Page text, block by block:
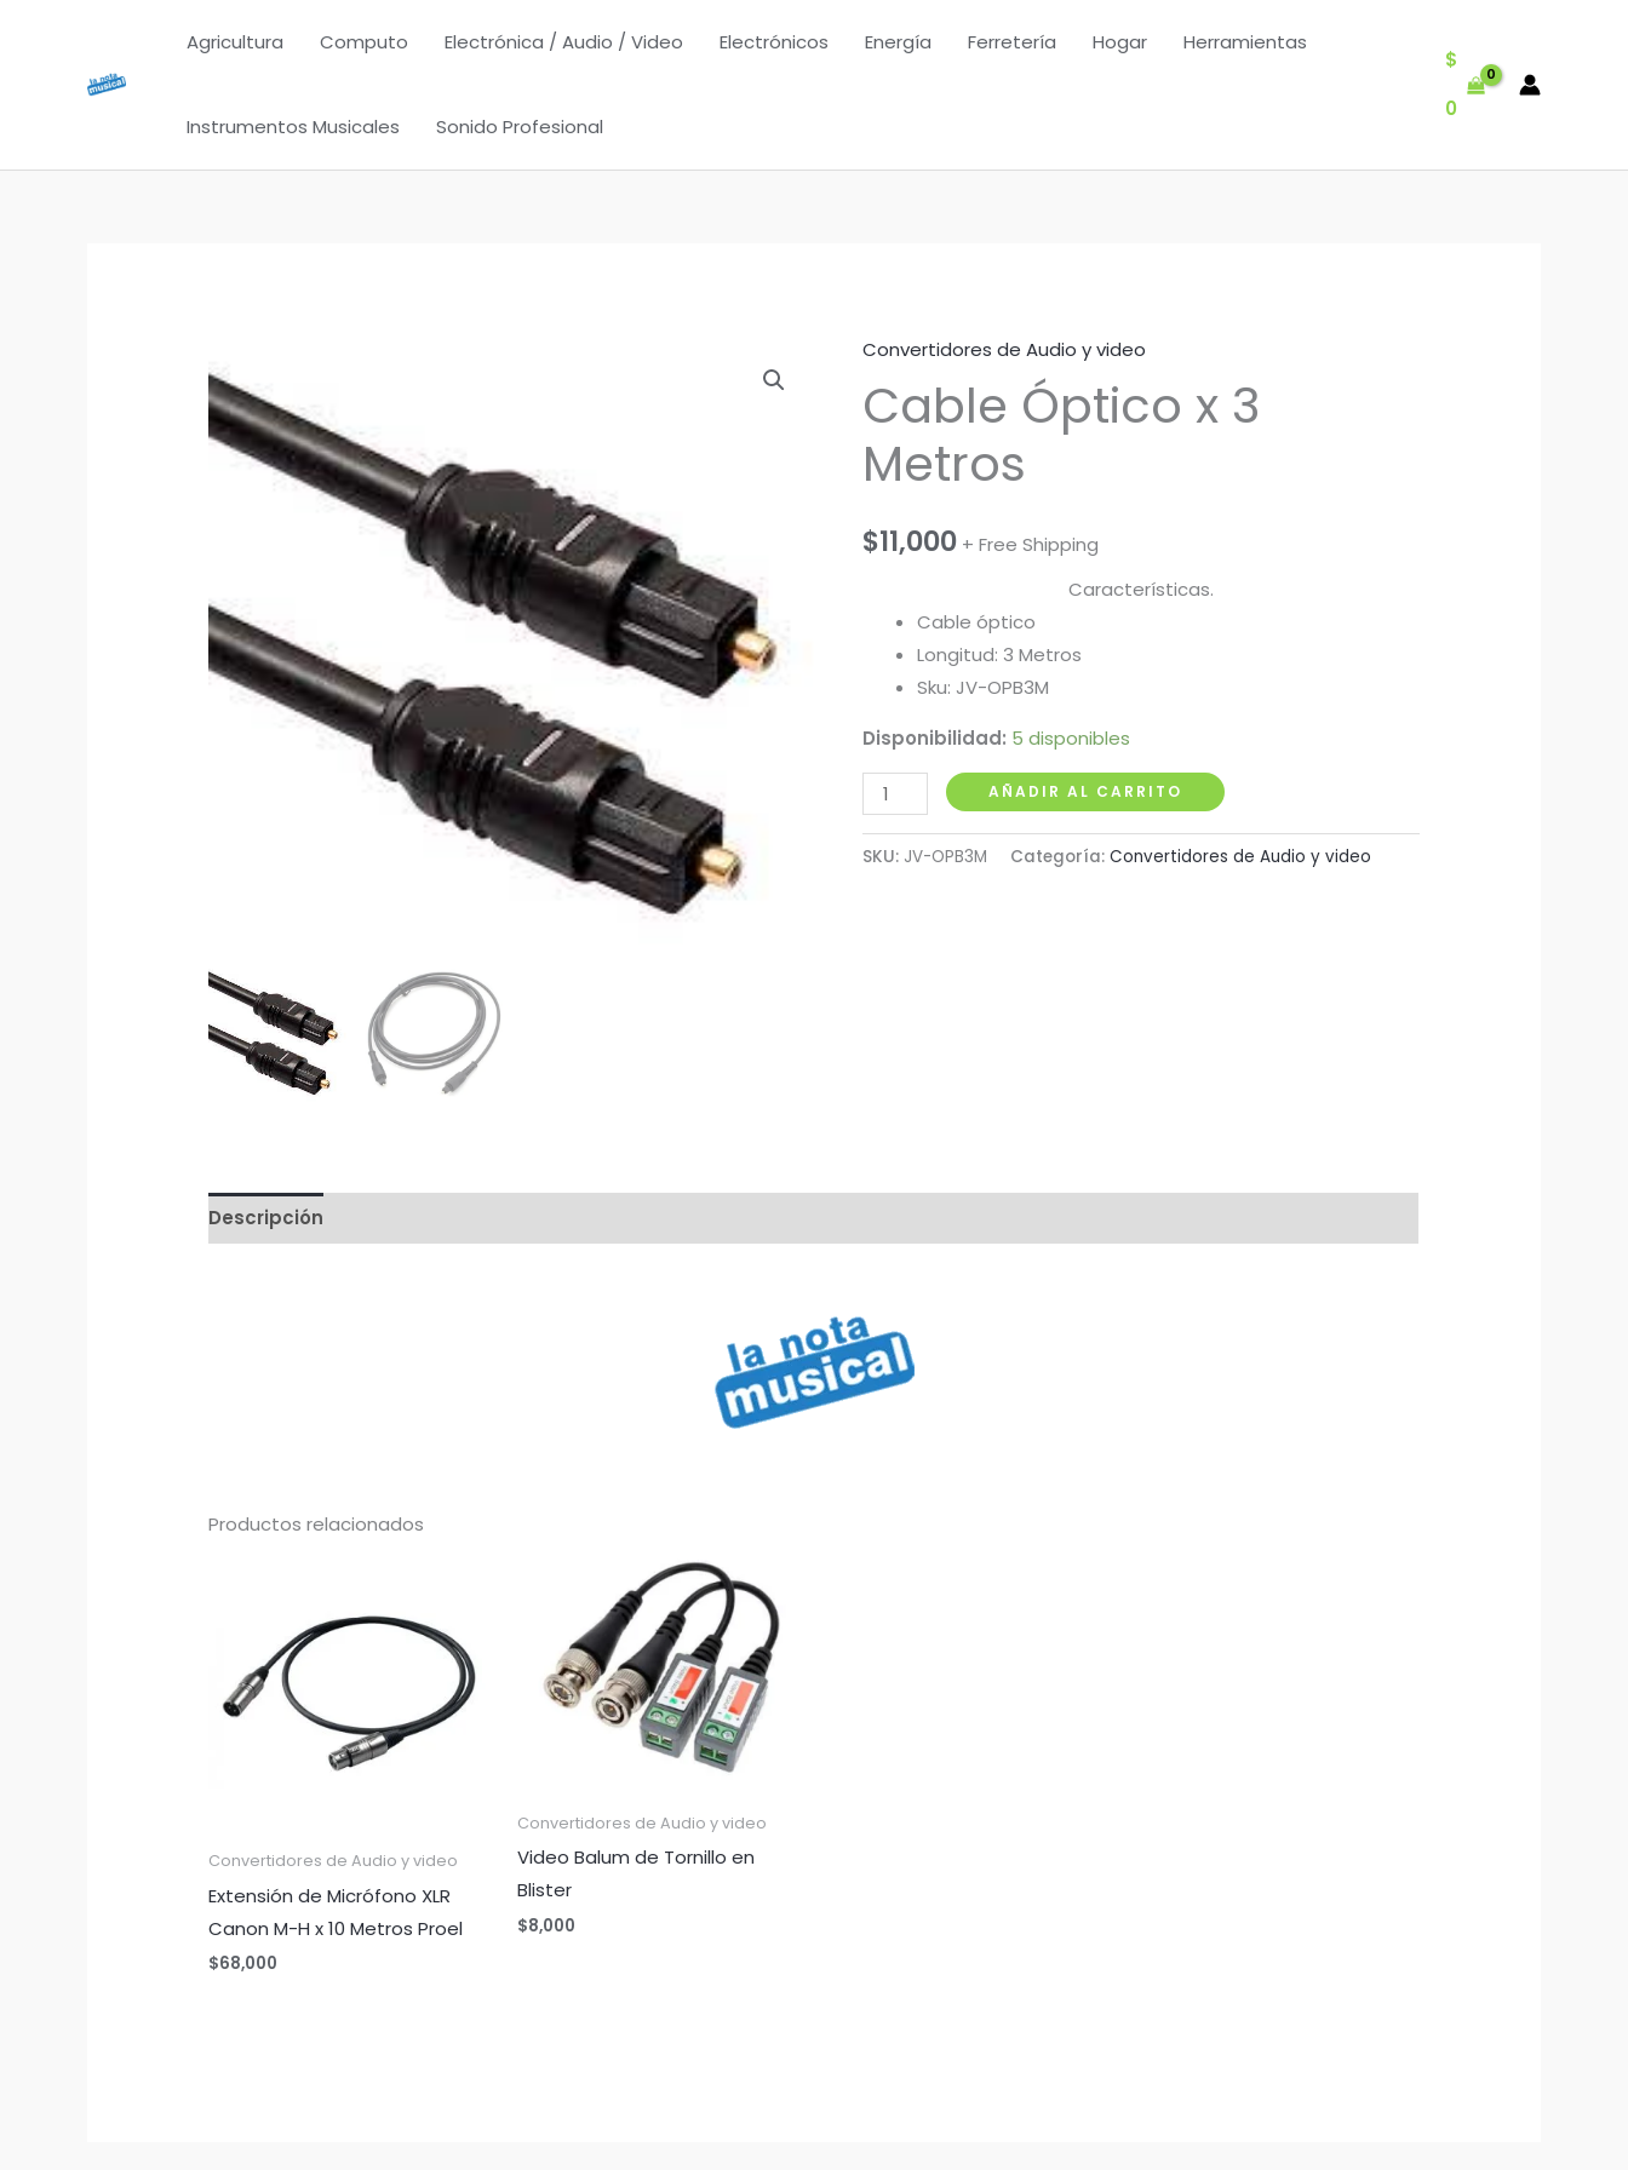
contenido
Agricultura Computo Electrónica / Audio / Video Electrónicos Energía Ferretería Hogar Herramientas
Instrumentos Musicales Sonido Profesional
$
0
Convertidores de Audio y video
Cable Óptico x 3
Metros
$11,000 + Free Shipping
Características.
Cable óptico
Longitud: 3 Metros
Sku: JV-OPB3M
Disponibilidad: 5 disponibles
Cable
Óptico
x
AÑADIR AL CARRITO
SKU: JV-OPB3M Categoría: Convertidores de Audio y video
Descripción
Productos relacionados
Convertidores de Audio y video
Extensión de Micrófono XLR
Canon M-H x 10 Metros Proel
$68,000
Convertidores de Audio y video
Video Balum de Tornillo en
Blister
$8,000